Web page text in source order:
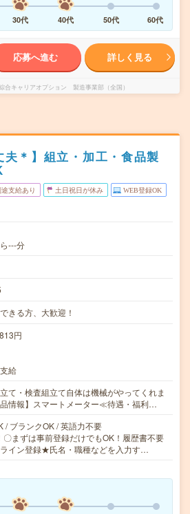
30代 40代 50代 60代
応募へ進む 詳しく見る
合キャリアオプション 製造事業部（全国）
夫＊】組立・加工・食品製
支給あり 土日祝日が休み WEB登録OK
---分
きる方、大歓迎！
円
給
て・検査組立て自体は機械がやってくれま
情報】スマートメーター≪待遇・福利…
/ ブランクOK / 英語力不要
まずは事前登録だけでもOK！履歴書不要
イン登録★氏名・職種などを入力す…